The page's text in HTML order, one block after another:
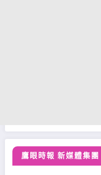
鷹眼時報 新媒體集團